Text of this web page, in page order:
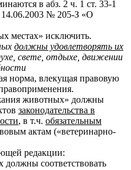
в абз. 2 ч. 1 ст. 33-1
14.06.2003 № 205-З «О
местах» исключить.
должны удовлетворять их
свете, отдыхе, движении
норма, влекущая правовую
животных» должны
законодательства в
, в т.ч. обязательным
актам («ветеринарно-
редакции:
соответствовать